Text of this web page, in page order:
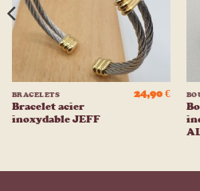
BRACELETS
Bracelet acier
inoxydable JEFF
24,90€